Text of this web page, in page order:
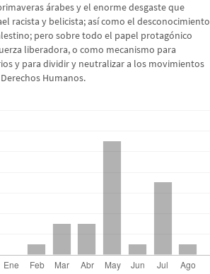
árabes y el enorme desgaste que
racista y belicista; así como el desconocimiento
pero sobre todo el papel protagónico
liberadora, o como mecanismo para
y para dividir y neutralizar a los movimientos
Humanos.